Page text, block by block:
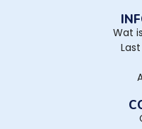
Wat